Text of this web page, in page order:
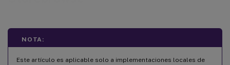
NOTA:
Este artículo es aplicable solo a implementaciones locales de